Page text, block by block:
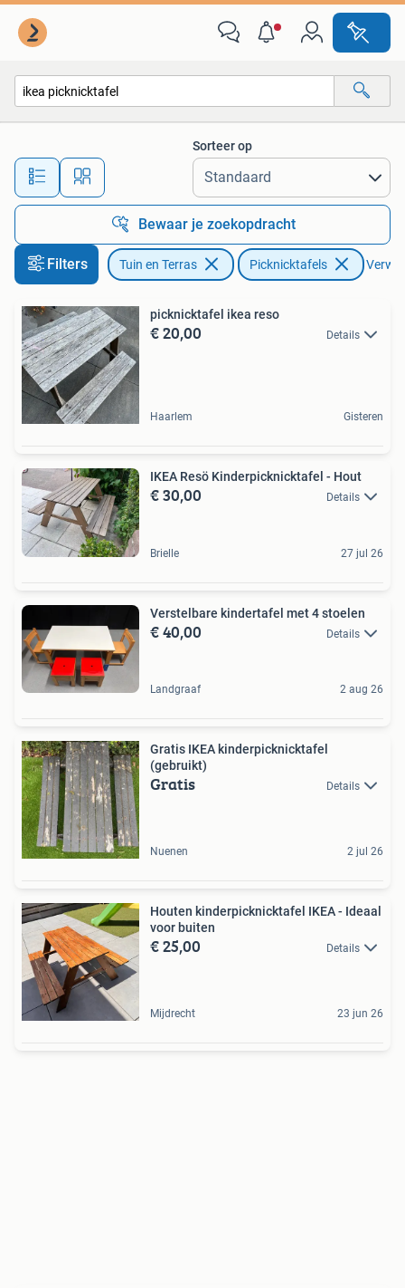
Alle afstanden…
Sorteer op
Bewaar je zoekopdracht
Filters Tuin en Terras Picknicktafels
picknicktafel ikea reso
€ 20,00 Details
Haarlem Gisteren
IKEA Resö Kinderpicknicktafel - Hout
€ 30,00 Details
Brielle 27 jul 26
Verstelbare kindertafel met 4 stoelen
€ 40,00 Details
Landgraaf 2 aug 26
Gratis IKEA kinderpicknicktafel
(gebruikt)
Gratis Details
Nuenen 2 jul 26
Houten kinderpicknicktafel IKEA - Ideaal
voor buiten
€ 25,00 Details
Mijdrecht 23 jun 26